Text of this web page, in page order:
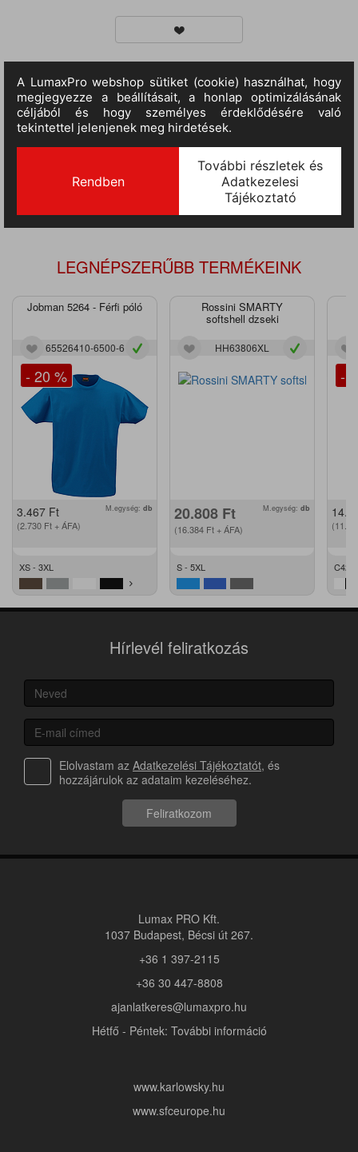
TERMÉKINFORMÁCIÓ
MÉRETTÁBLÁZAT
Női leggings rugalmas pamut- spandex anyagból single jersey
kötéssel; a nadrágszáron dekoratív minta szitatechnikával;
tökéletes illeszkedés; vonzó színkombináció, amely illeszkedik a
LEGNÉPSZERŰBB TERMÉKEINK
Jobman 5264 - Férfi póló
65526410-6500-6
- 20 %
3.467 Ft
(2.730 Ft + ÁFA)
M.egység: db
XS - 3XL
Rossini SMARTY
softshell dzseki
HH63806XL
20.808 Ft
(16.384 Ft + ÁFA)
M.egység: db
S - 5XL
-
C42 -
Hírlevél feliratkozás
Elolvastam az Adatkezelési Tájékoztatót, és
hozzájárulok az adataim kezeléséhez.
Feliratkozom
Lumax PRO Kft.
1037 Budapest, Bécsi út 267.
+36 1 397-2115
+36 30 447-8808
ajanlatkeres@lumaxpro.hu
Hétfő - Péntek: További információ
www.karlowsky.hu
www.sfceurope.hu